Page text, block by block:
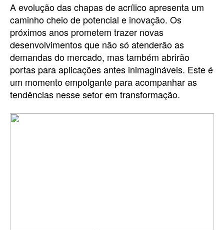
A evolução das chapas de acrílico apresenta um
caminho cheio de potencial e inovação. Os
próximos anos prometem trazer novas
desenvolvimentos que não só atenderão as
demandas do mercado, mas também abrirão
portas para aplicações antes inimagináveis. Este é
um momento empolgante para acompanhar as
tendências nesse setor em transformação.